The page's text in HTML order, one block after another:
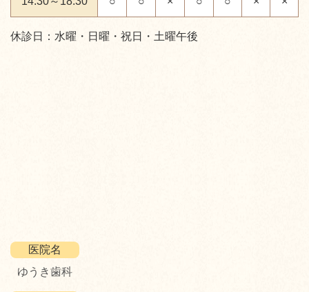
休診日：水曜・日曜・祝日・土曜午後
医院名
ゆうき歯科